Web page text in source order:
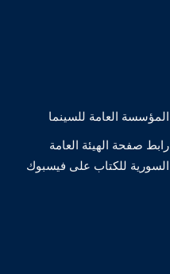
المؤسسة العامة للسينما
رابط صفحة الهيئة العامة
السورية للكتاب على فيسبوك